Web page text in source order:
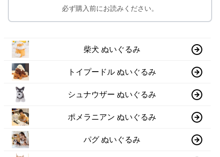
必ず購入前にお読みください。
柴犬 ぬいぐるみ
トイプードル ぬいぐるみ
シュナウザー ぬいぐるみ
ポメラニアン ぬいぐるみ
パグ ぬいぐるみ